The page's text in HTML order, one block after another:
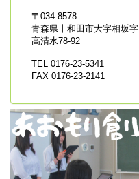
〒034-8578
青森県十和田市大字相坂字
高清水78-92
TEL 0176-23-5341
FAX 0176-23-2141